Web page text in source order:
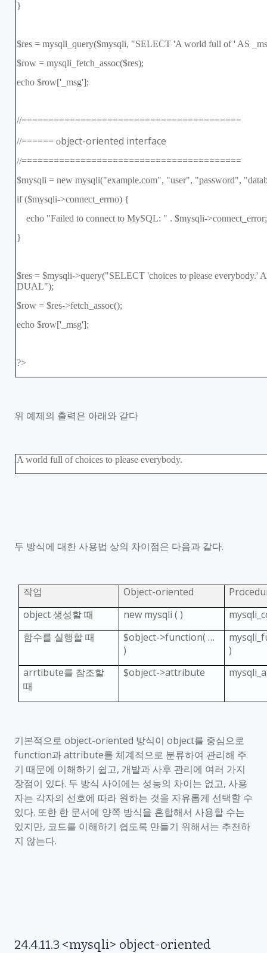
}
$res = mysqli_query($mysqli, "SELECT 'A world full of ' AS
$row = mysqli_fetch_assoc($res);
echo $row['_msg'];
//=========================================
//====== object-oriented interface
//=========================================
$mysqli = new mysqli("example.com", "user", "password",
if ($mysqli->connect_errno) {
echo "Failed to connect to MySQL: " . $mysqli->connect_error;
}
$res = $mysqli->query("SELECT 'choices to please everybody.'
DUAL");
$row = $res->fetch_assoc();
echo $row['_msg'];
?>
위 예제의 출력은 아래와 같다
A world full of choices to please everybody.
두 방식에 대한 사용법 상의 차이점은 다음과 같다.
작업 Object-oriented
object생성할 때 new mysqli ( )
함수를 실행할 때
$object->function(…
)
)
arrtibute를 참조할
때
$object->attribute
기본적으로 object-oriented 방식이 object를 중심으로
function과attribute를 체계적으로 분류하여 관리해 주
기 때문에 이해하기 쉽고, 개발과 사후 관리에 여러 가지
장점이 있다. 두 방식 사이에는 성능의 차이는 없고, 사용
자는 각자의 선호에 따라 원하는 것을 자유롭게 선택할 수
있다. 또한 한 문서에 양쪽 방식을 혼합해서 사용할 수는
있지만, 코드를 이해하기 쉽도록 만들기 위해서는 추천하
지 않는다.
24.4.11.3 <mysqli> object-oriented